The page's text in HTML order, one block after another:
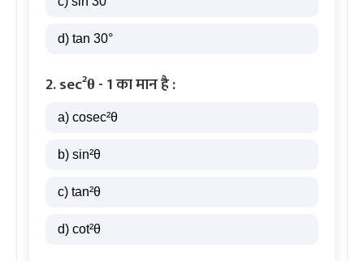
d) tan 30°
2. sec²θ - 1 का मान है :
a) cosec²θ
b) sin²θ
c) tan²θ
d) cot²θ